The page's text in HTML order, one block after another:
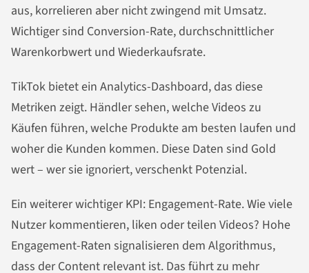
aus, korrelieren aber nicht zwingend mit Umsatz.
Wichtiger sind Conversion-Rate, durchschnittlicher
Warenkorbwert und Wiederkaufsrate.
TikTok bietet ein Analytics-Dashboard, das diese
Metriken zeigt. Händler sehen, welche Videos zu
Käufen führen, welche Produkte am besten laufen und
woher die Kunden kommen. Diese Daten sind Gold
wert – wer sie ignoriert, verschenkt Potenzial.
Ein weiterer wichtiger KPI: Engagement-Rate. Wie viele
Nutzer kommentieren, liken oder teilen Videos? Hohe
Engagement-Raten signalisieren dem Algorithmus,
dass der Content relevant ist. Das führt zu mehr